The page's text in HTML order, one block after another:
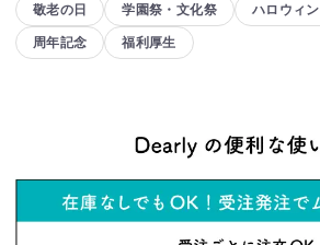
敬老の日 学園祭・文化祭 ハロウィン
周年記念 福利厚生